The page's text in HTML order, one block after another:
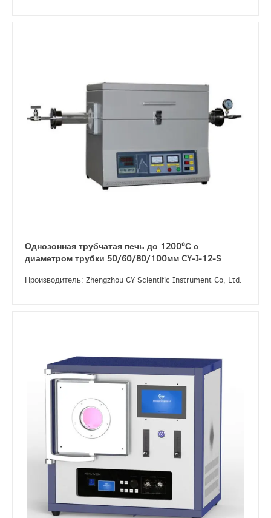
Однозонная трубчатая печь до 1200ºС с
диаметром трубки 50/60/80/100мм CY-I-12-S
Производитель: Zhengzhou CY Scientific Instrument Co, Ltd.